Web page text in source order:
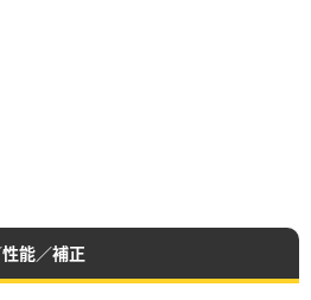
能／補正